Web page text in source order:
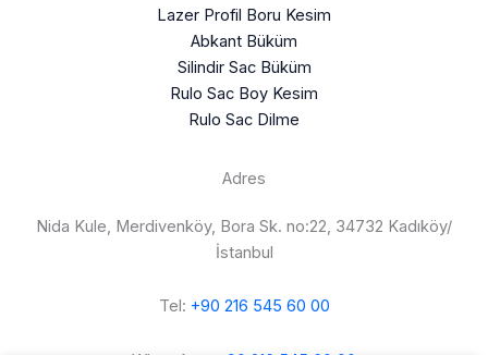
Lazer Profil Boru Kesim
Abkant Büküm
Silindir Sac Büküm
Rulo Sac Boy Kesim
Rulo Sac Dilme
Adres
Nida Kule, Merdivenköy, Bora Sk. no:22, 34732 Kadıköy/
İstanbul
Tel: +90 216 545 60 00